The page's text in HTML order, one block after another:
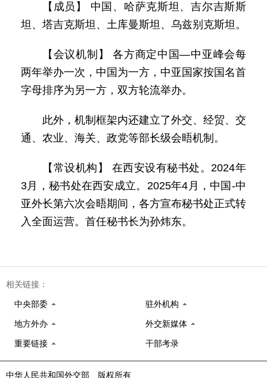
【成员】 中国、哈萨克斯坦、吉尔吉斯斯
坦、塔吉克斯坦、土库曼斯坦、乌兹别克斯坦。
【会议机制】 各方商定中国—中亚峰会每
两年举办一次，中国为一方，中亚国家按国名首
字母排序为另一方，双方轮流举办。
此外，机制框架内还建立了外交、经贸、交
通、农业、海关、政党等部长级会晤机制。
【常设机构】 在西安设有秘书处。2024年
3月，秘书处在西安成立。2025年4月，中国-中
亚外长第六次会晤期间，各方宣布秘书处正式转
入全面运营。首任秘书长为孙炜东。
相关链接：
中央部委 驻外机构
地方外办 外交新媒体
重要链接 干部考录
中华人民共和国外交部 版权所有